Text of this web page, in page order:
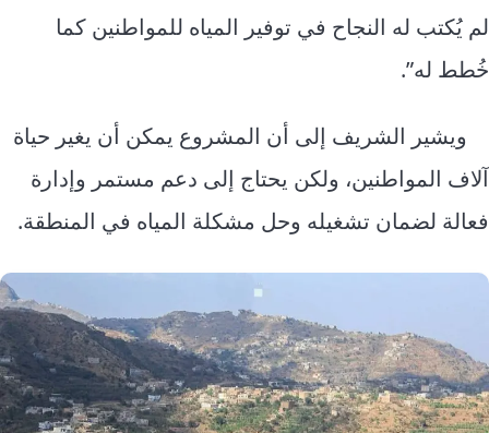
لم يُكتب له النجاح في توفير المياه للمواطنين كما
خُطط له”.
ويشير الشريف إلى أن المشروع يمكن أن يغير حياة
آلاف المواطنين، ولكن يحتاج إلى دعم مستمر وإدارة
فعالة لضمان تشغيله وحل مشكلة المياه في المنطقة.